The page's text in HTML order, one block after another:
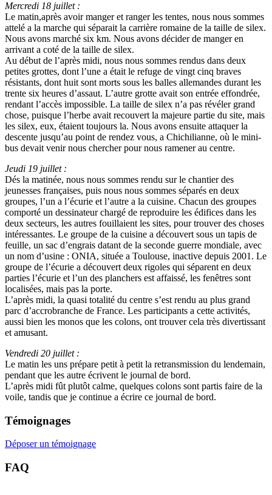
Mercredi 18 juillet :
Le matin,après avoir manger et ranger les tentes, nous nous sommes
attelé a la marche qui séparait la carrière romaine de la taille de silex.
Nous avons marché six km. Nous avons décider de manger en
arrivant a coté de la taille de silex.
Au début de l’après midi, nous nous sommes rendus dans deux
petites grottes, dont l’une a était le refuge de vingt cinq braves
résistants, dont huit sont morts sous les balles allemandes durant les
trente six heures d’assaut. L’autre grotte avait son entrée effondrée,
rendant l’accès impossible. La taille de silex n’a pas révéler grand
chose, puisque l’herbe avait recouvert la majeure partie du site, mais
les silex, eux, étaient toujours la. Nous avons ensuite attaquer la
descente jusqu’au point de rendez vous, a Chichilianne, où le mini-
bus devait venir nous chercher pour nous ramener au centre.
Jeudi 19 juillet :
Dés la matinée, nous nous sommes rendu sur le chantier des
jeunesses françaises, puis nous nous sommes séparés en deux
groupes, l’un a l’écurie et l’autre a la cuisine. Chacun des groupes
comporté un dessinateur chargé de reproduire les édifices dans les
deux secteurs, les autres fouillaient les sites, pour trouver des choses
intéressantes. Le groupe de la cuisine a découvert sous un tapis de
feuille, un sac d’engrais datant de la seconde guerre mondiale, avec
un nom d’usine : ONIA, située a Toulouse, inactive depuis 2001. Le
groupe de l’écurie a découvert deux rigoles qui séparent en deux
parties l’écurie et l’un des planchers est affaissé, les fenêtres sont
localisées, mais pas la porte.
L’après midi, la quasi totalité du centre s’est rendu au plus grand
parc d’accrobranche de France. Les participants a cette activités,
aussi bien les monos que les colons, ont trouver cela très divertissant
et amusant.
Vendredi 20 juillet :
Le matin les uns prépare petit à petit la retransmission du lendemain,
pendant que les autre écrivent le journal de bord.
L’après midi fût plutôt calme, quelques colons sont partis faire de la
voile, tandis que je continue a écrire ce journal de bord.
Témoignages
Déposer un témoignage
FAQ